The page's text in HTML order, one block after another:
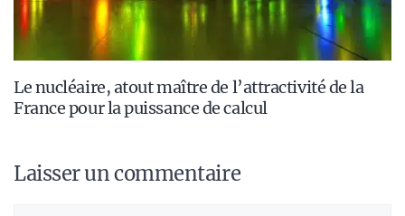
Le nucléaire, atout maître de l’attractivité de la
France pour la puissance de calcul
Laisser un commentaire